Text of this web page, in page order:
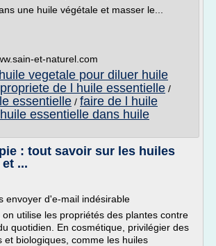
une huile végétale et masser le...
et-naturel.com
huile vegetale pour diluer huile
propriete de l huile essentielle /
essentielle / faire de l huile
huile essentielle dans huile
: tout savoir sur les huiles
...
envoyer d'e-mail indésirable
on utilise les propriétés des plantes contre
quotidien. En cosmétique, privilégier des
et biologiques, comme les huiles